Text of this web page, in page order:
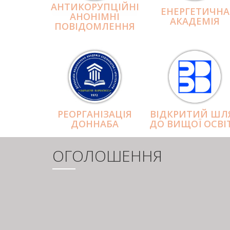
АНТИКОРУПЦІЙНІ
АНОНІМНІ
ПОВІДОМЛЕННЯ
ЕНЕРГЕТИЧНА
АКАДЕМІЯ
РЕОРГАНІЗАЦІЯ
ДОННАБА
ВІДКРИТИЙ
ДО ВИЩОЇ
ОГОЛОШЕННЯ